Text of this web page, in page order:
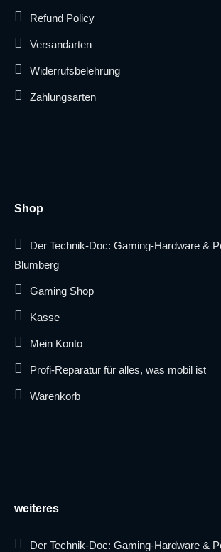
Refund Policy
Versandarten
Widerrufsbelehrung
Zahlungsarten
Shop
Der Technik-Doc: Gaming-Hardware &
Blumberg
Gaming Shop
Kasse
Mein Konto
Profi-Reparatur für alles, was mobil ist
Warenkorb
weiteres
Der Technik-Doc: Gaming-Hardware &